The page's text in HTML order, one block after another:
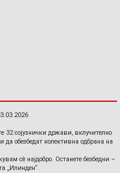
32 сојузнички држави, вклучително
да обезбедат колективна одбрана на
сè најдобро. Останете безбедни –
„Илинден“.